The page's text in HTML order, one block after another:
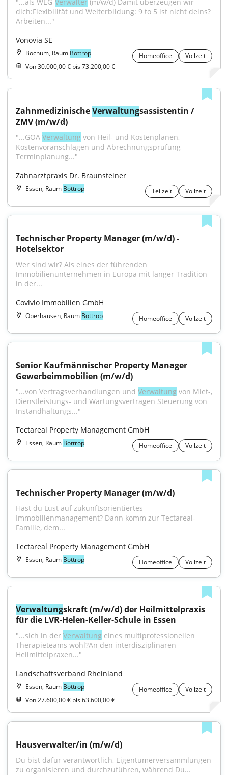
dich:Flexibilität und Weiterbildung: 9 to 5 ist nicht deins?
Arbeiten..."
Vonovia SE
Bochum, Raum Bottrop Homeoffice
Vollzeit
Von 30.000,00 € bis 73.200,00 €
Zahnmedizinische Verwaltungsassistentin /
ZMV (m/w/d)
"...GOÄ Verwaltung von Heil- und Kostenplänen,
Kostenvoranschlägen und Abrechnungsprüfung
Terminplanung..."
Zahnarztpraxis Dr. Braunsteiner
Essen, Raum Bottrop Teilzeit Vollzeit
Technischer Property Manager (m/w/d) -
Hotelsektor
Wer sind wir? Als eines der führenden
Immobilienunternehmen in Europa mit langer Tradition
in der...
Covivio Immobilien GmbH
Oberhausen, Raum Bottrop Homeoffice Vollzeit
Senior Kaufmännischer Property Manager
Gewerbeimmobilien (m/w/d)
"...von Vertragsverhandlungen und Verwaltung von Miet-,
Dienstleistungs- und Wartungsverträgen Steuerung von
Instandhaltungs..."
Tectareal Property Management GmbH
Essen, Raum Bottrop Homeoffice Vollzeit
Technischer Property Manager (m/w/d)
Hast du Lust auf zukunftsorientiertes
Immobilienmanagement? Dann komm zur Tectareal-
Familie, dem...
Tectareal Property Management GmbH
Essen, Raum Bottrop Homeoffice Vollzeit
Verwaltungskraft (m/w/d) der Heilmittelpraxis
für die LVR-Helen-Keller-Schule in Essen
"...sich in der Verwaltung eines multiprofessionellen
Therapieteams wohl?An den interdisziplinären
Heilmittelpraxen..."
Landschaftsverband Rheinland
Essen, Raum Bottrop Homeoffice
Vollzeit
Von 27.600,00 € bis 63.600,00 €
Hausverwalter/in (m/w/d)
Du bist dafür verantwortlich, Eigentümerversammlungen
zu organisieren und durchzuführen, während Du...